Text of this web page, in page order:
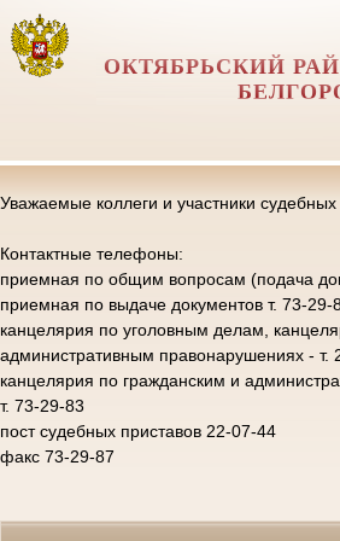
ОКТЯБРЬСКИЙ
Уважаемые коллеги и участники судебных
Контактные телефоны:
приемная по общим вопросам (подача
приемная по выдаче документов т. 73-29-
канцелярия по уголовным делам,
административным правонарушениях - т.
канцелярия по гражданским и
т. 73-29-83
пост судебных приставов 22-07-44
факс 73-29-87